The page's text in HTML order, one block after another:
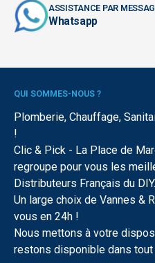
ASSISTANCE PAR
Whatsapp
QUI SOMMES-NOUS ?
Plomberie, Chauffage,
!
Clic & Pick - La Place de
regroupe pour vous les
Distributeurs Français du DIY.
Un large choix de Vannes &
vous en 24h !
Nous mettons à votre
restons disponible dans tout